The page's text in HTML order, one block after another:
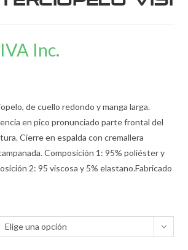
IVA Inc.
de cuello redondo y manga larga.
en pico pronunciado parte frontal del
Cierre en espalda con cremallera
Composición 1: 95% poliéster y
2: 95 viscosa y 5% elastano.Fabricado
Elige una opción